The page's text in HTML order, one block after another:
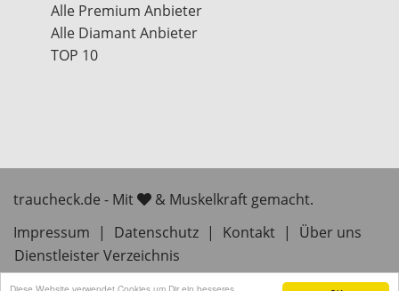
Alle Premium Anbieter
Alle Diamant Anbieter
TOP 10
traucheck.de - Mit
& Muskelkraft gemacht.
Impressum
| Datenschutz | Kontakt |
Über uns
Dienstleister Verzeichnis